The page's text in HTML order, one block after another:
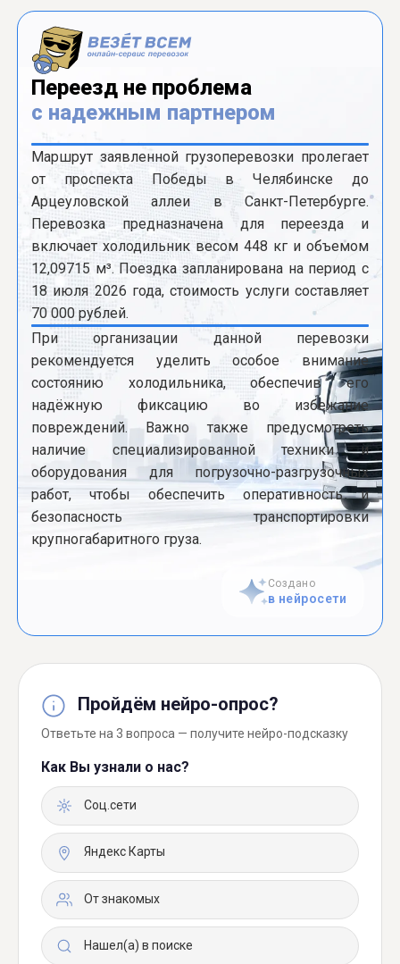
Переезд не проблема
с надежным партнером
Маршрут заявленной грузоперевозки пролегает
от проспекта Победы в Челябинске до
Арцеуловской аллеи в Санкт-Петербурге.
Перевозка предназначена для переезда и
включает холодильник весом 448 кг и объемом
12,09715 м³. Поездка запланирована на период с
18 июля 2026 года, стоимость услуги составляет
70 000 рублей.
При организации данной перевозки
рекомендуется уделить особое внимание
состоянию холодильника, обеспечив его
надёжную фиксацию во избежание
повреждений. Важно также предусмотреть
наличие специализированной техники и
оборудования для погрузочно-разгрузочных
работ, чтобы обеспечить оперативность и
безопасность транспортировки
крупногабаритного груза.
Создано
в нейросети
Пройдём нейро-опрос?
Ответьте на 3 вопроса — получите нейро-подсказку
Как Вы узнали о нас?
Соц.сети
Яндекс Карты
От знакомых
Нашел(а) в поиске